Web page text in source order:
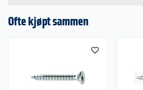
en omtale.
Ofte kjøpt sammen